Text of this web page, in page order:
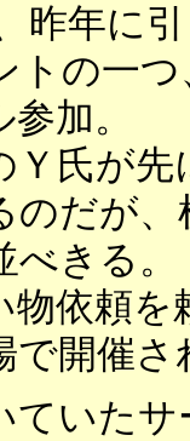
年に引
トの一
加。
氏が先
のだが
きる。
依頼を
で開催
いたサ